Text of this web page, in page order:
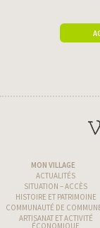
MON VILLAGE
ACTUALITÉS
SITUATION – ACCÈS
HISTOIRE ET PATRIMOINE
COMMUNAUTÉ DE
ARTISANAT ET ACTIVITÉ
ÉCONOMIQUE